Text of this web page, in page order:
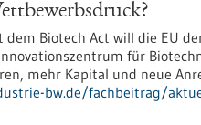
dem Biotech Act will die EU
für
mehr Kapital und neue
bw.de/fachbeitrag/